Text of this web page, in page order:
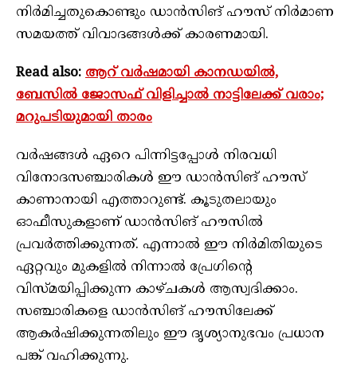
നിര്‍മിച്ചതുകൊണ്ടും ഡാന്‍സിങ് ഹൗസ് നിര്‍മാണ
സമയത്ത് വിവാദങ്ങള്‍ക്ക് കാരണമായി.
Read also: ആറ് വർഷമായി കാനഡയിൽ,
ബേസിൽ ജോസഫ് വിളിച്ചാൽ നാട്ടിലേക്ക് വരാം;
മറുപടിയുമായി താരം
വര്‍ഷങ്ങള്‍ ഏറെ പിന്നിട്ടപ്പോള്‍ നിരവധി
വിനോദസഞ്ചാരികള്‍ ഈ ഡാന്‍സിങ് ഹൗസ്
കാണാനായി എത്താറുണ്ട്. കൂടുതലായും
ഓഫീസുകളാണ് ഡാന്‍സിങ് ഹൗസില്‍
പ്രവര്‍ത്തിക്കുന്നത്. എന്നാല്‍ ഈ നിര്‍മിതിയുടെ
ഏറ്റവും മുകളില്‍ നിന്നാല്‍ പ്രേഗിന്റെ
വിസ്മയിപ്പിക്കുന്ന കാഴ്ചകള്‍ ആസ്വദിക്കാം.
സഞ്ചാരികളെ ഡാന്‍സിങ് ഹൗസിലേക്ക്
ആകര്‍ഷിക്കുന്നതിലും ഈ ദൃശ്യാനുഭവം പ്രധാന
പങ്ക് വഹിക്കുന്നു.